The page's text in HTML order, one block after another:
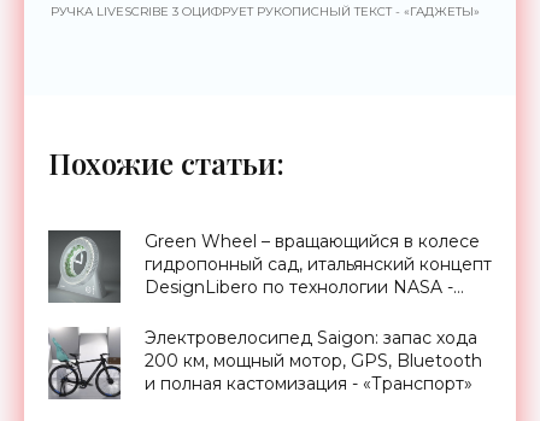
РУЧКА LIVESCRIBE 3 ОЦИФРУЕТ РУКОПИСНЫЙ ТЕКСТ - «ГАДЖЕТЫ»
Похожие статьи:
Green Wheel – вращающийся в колесе
гидропонный сад, итальянский концепт
DesignLibero по технологии NASA -
Электровелосипед Saigon: запас хода
200 км, мощный мотор, GPS, Bluetooth
и полная кастомизация - «Транспорт»